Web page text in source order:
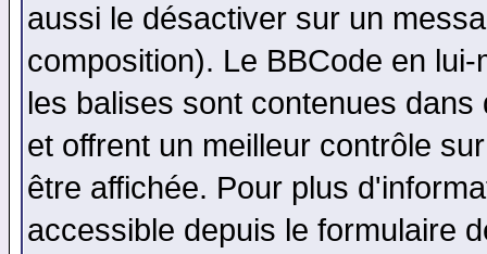
aussi le désactiver sur un
composition). Le BBCode en
les balises sont contenues
et offrent un meilleur contrôle
être affichée. Pour plus
accessible depuis le formulaire